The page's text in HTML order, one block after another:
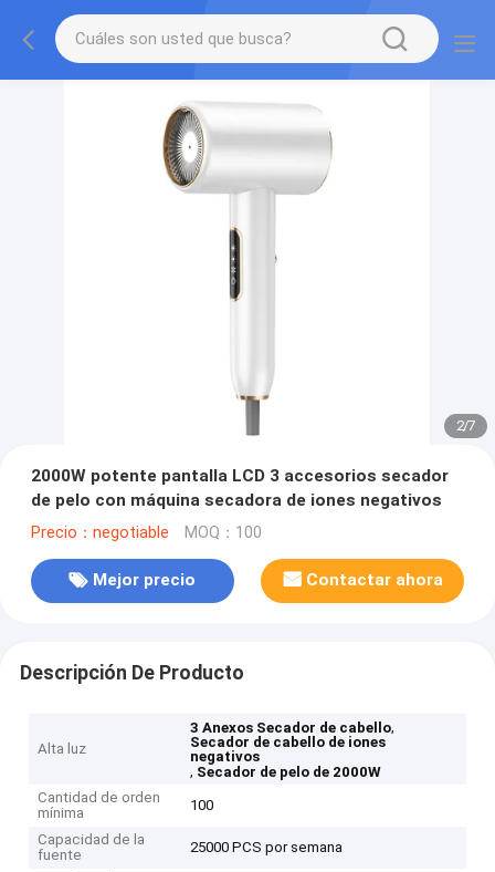
2/7
2000W potente pantalla LCD 3 accesorios secador
de pelo con máquina secadora de iones negativos
Precio：negotiable MOQ：100
Mejor precio Contactar ahora
Descripción De Producto
Alta luz
3 Anexos Secador de cabello,
Secador de cabello de iones
negativos
, Secador de pelo de 2000W
Cantidad de orden
mínima
100
Capacidad de la
fuente
25000 PCS por semana